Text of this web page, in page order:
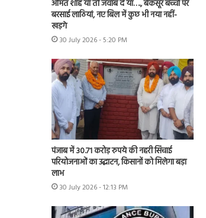
अमित शाह या तो जवाब दें या…., बेकसूर बच्चों पर
बरसाई लाठियां, नए बिल में कुछ भी नया नहीं-
खड़गे
30 July 2026 - 5:20 PM
पंजाब में 30.71 करोड़ रुपये की नहरी सिंचाई
परियोजनाओं का उद्घाटन, किसानों को मिलेगा बड़ा
लाभ
30 July 2026 - 12:13 PM